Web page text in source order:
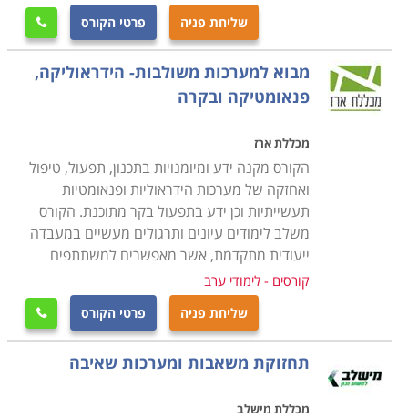
ודורש ידע נרחב בתחומים רבים. הקורס יקנה לכם את
היכולת לשמור על רמת תחזוקה גבוהה במוסד או ארגון וכן
את הכישורים להתמודד מול האתגרים הטכניים של צוות
התחזוקה.
שליחת פניה פרטי הקורס 
מבוא למערכות משולבות- הידראוליקה,
פנאומטיקה ובקרה
מכללת ארז
הקורס מקנה ידע ומיומנויות בתכנון, תפעול, טיפול
ואחזקה של מערכות הידראוליות ופנאומטיות
תעשייתיות וכן ידע בתפעול בקר מתוכנת. הקורס
משלב לימודים עיונים ותרגולים מעשיים במעבדה
ייעודית מתקדמת, אשר מאפשרים למשתתפים
קורסים - לימודי ערב
שליחת פניה פרטי הקורס 
תחזוקת משאבות ומערכות שאיבה
מכללת מישלב